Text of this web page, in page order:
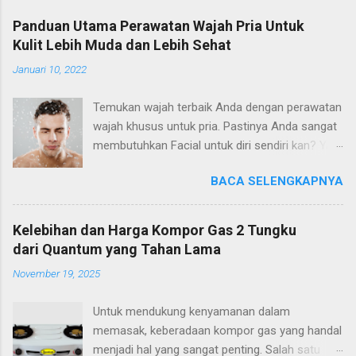
Panduan Utama Perawatan Wajah Pria Untuk
Kulit Lebih Muda dan Lebih Sehat
Januari 10, 2022
Temukan wajah terbaik Anda dengan perawatan
wajah khusus untuk pria. Pastinya Anda sangat
membutuhkan Facial untuk diri sendiri kan? Ya,
kesehatan dan manfaat anti-penuaan jangka
panjang dan menjaga agar kulit tetap bersih dan
cerah. Tidak peduli berapa usia atau jenis
kulitnya, memberikan perawatan kulit Anda ke
tangan seorang profesional bukan hanya
standar baru untuk perawatan pria, tetapi juga
sehari-harinya disibukkan dengan pekerjaan.
Dan mari kita hadapi itu, lebih sedikit stres
BACA SELENGKAPNYA
Kelebihan dan Harga Kompor Gas 2 Tungku
dari Quantum yang Tahan Lama
November 19, 2025
Untuk mendukung kenyamanan dalam
memasak, keberadaan kompor gas yang handal
menjadi hal yang sangat penting. Salah satu